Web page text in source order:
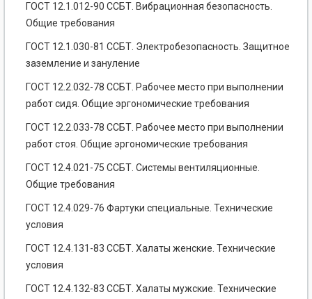
ГОСТ 12.1.012-90 ССБТ. Вибрационная безопасность.
Общие требования
ГОСТ 12.1.030-81 ССБТ. Электробезопасность. Защитное
заземление и зануление
ГОСТ 12.2.032-78 ССБТ. Рабочее место при выполнении
работ сидя. Общие эргономические требования
ГОСТ 12.2.033-78 ССБТ. Рабочее место при выполнении
работ стоя. Общие эргономические требования
ГОСТ 12.4.021-75 ССБТ. Системы вентиляционные.
Общие требования
ГОСТ 12.4.029-76 Фартуки специальные. Технические
условия
ГОСТ 12.4.131-83 ССБТ. Халаты женские. Технические
условия
ГОСТ 12.4.132-83 ССБТ. Халаты мужские. Технические